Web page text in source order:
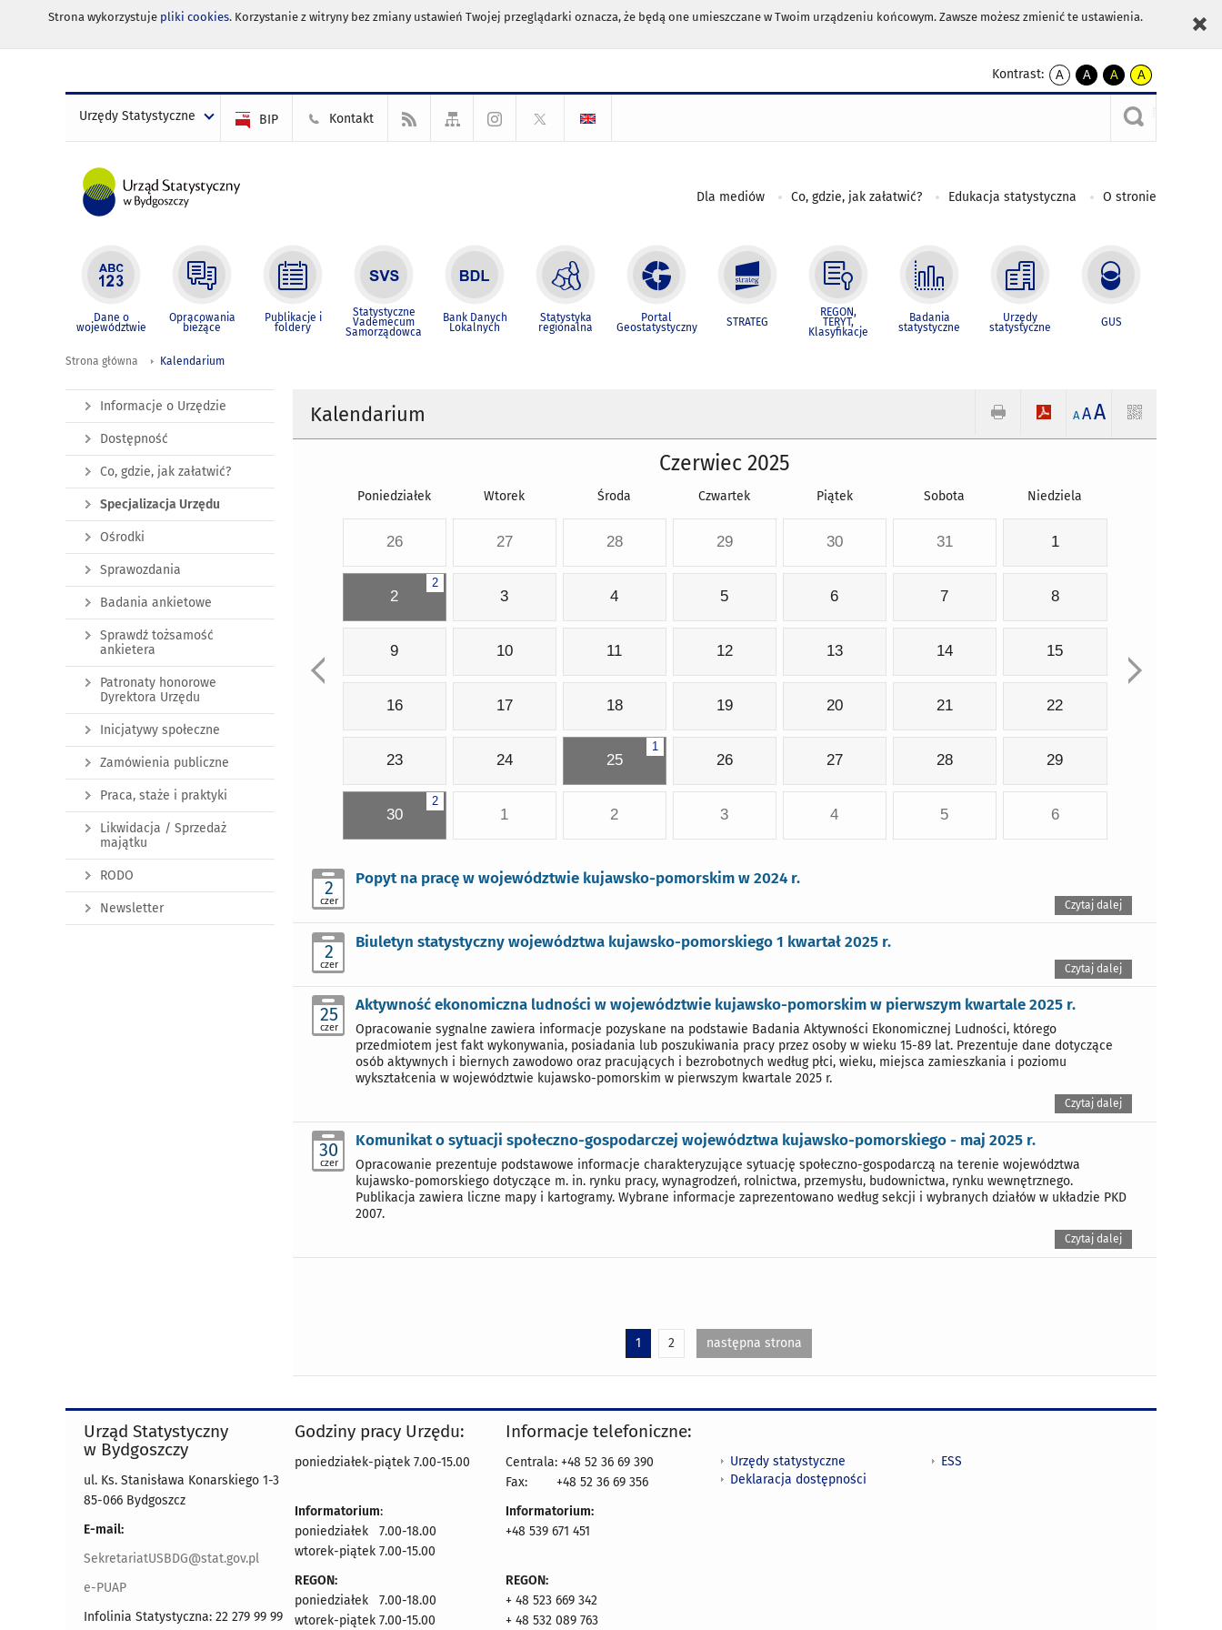
Strona wykorzystuje pliki cookies. Korzystanie z witryny bez zmiany ustawień Twojej przeglądarki oznacza, że będą one umieszczane w Twoim urządzeniu końcowym. Zawsze możesz zmienić te ustawienia.
Kontrast:
A
kontrast
A
kontrast
czarnym
A
kontrast
żółty
tekst
czarnym
A
kontrast
czarny
tekst
żółtym
Urzędy Statystyczne BIP Kontakt
Dla mediów Co, gdzie, jak załatwić? Edukacja statystyczna O stronie
Dane o
województwie
Opracowania
bieżące
Publikacje i
foldery
Statystyczne
Vademecum
Samorządowca
Bank Danych
Lokalnych
Statystyka
regionalna
Portal
Geostatystyczny STRATEG
REGON,
TERYT,
Klasyfikacje
Badania
statystyczne
Urzędy
statystyczne GUS
Strona główna Kalendarium
Kalendarium A AA
Czerwiec 2025
Poniedziałek Wtorek Środa Czwartek Piątek Sobota Niedziela
26 27 28 29 30 31 1
2
2 3 4 5 6 7 8
9 10 11 12 13 14 15
16 17 18 19 20 21 22
23 24
1
25 26 27 28 29
2
30 1 2 3 4 5 6
2
czer
Popyt na pracę w województwie kujawsko-pomorskim w 2024 r.
Czytaj dalej
2
czer
Biuletyn statystyczny województwa kujawsko-pomorskiego 1 kwartał 2025 r.
Czytaj dalej
25
czer
Aktywność ekonomiczna ludności w województwie kujawsko-pomorskim w pierwszym kwartale 2025 r.
Opracowanie sygnalne zawiera informacje pozyskane na podstawie Badania Aktywności Ekonomicznej Ludności, którego
przedmiotem jest fakt wykonywania, posiadania lub poszukiwania pracy przez osoby w wieku 15-89 lat. Prezentuje dane dotyczące
osób aktywnych i biernych zawodowo oraz pracujących i bezrobotnych według płci, wieku, miejsca zamieszkania i poziomu
wykształcenia w województwie kujawsko-pomorskim w pierwszym kwartale 2025 r.
Czytaj dalej
30
czer
Komunikat o sytuacji społeczno-gospodarczej województwa kujawsko-pomorskiego - maj 2025 r.
Opracowanie prezentuje podstawowe informacje charakteryzujące sytuację społeczno-gospodarczą na terenie województwa
kujawsko-pomorskiego dotyczące m. in. rynku pracy, wynagrodzeń, rolnictwa, przemysłu, budownictwa, rynku wewnętrznego.
Publikacja zawiera liczne mapy i kartogramy. Wybrane informacje zaprezentowano według sekcji i wybranych działów w układzie PKD
2007.
Czytaj dalej
1 2 następna strona
Informacje o Urzędzie
Dostępność
Co, gdzie, jak załatwić?
Specjalizacja Urzędu
Ośrodki
Sprawozdania
Badania ankietowe
Sprawdź tożsamość
ankietera
Patronaty honorowe
Dyrektora Urzędu
Inicjatywy społeczne
Zamówienia publiczne
Praca, staże i praktyki
Likwidacja / Sprzedaż
majątku
RODO
Newsletter
Urząd Statystyczny
w Bydgoszczy
ul. Ks. Stanisława Konarskiego 1-3
85-066 Bydgoszcz
E-mail:
SekretariatUSBDG@stat.gov.pl
e-PUAP
Infolinia Statystyczna: 22 279 99 99
Godziny pracy Urzędu:
poniedziałek-piątek 7.00-15.00
Informatorium:
poniedziałek 7.00-18.00
wtorek-piątek 7.00-15.00
REGON:
poniedziałek 7.00-18.00
wtorek-piątek 7.00-15.00
Informacje telefoniczne:
Centrala: +48 52 36 69 390
Fax:
+48 52 36 69 356
Informatorium:
+48 539 671 451
REGON:
+ 48 523 669 342
+ 48 532 089 763
Urzędy statystyczne
Deklaracja dostępności
ESS